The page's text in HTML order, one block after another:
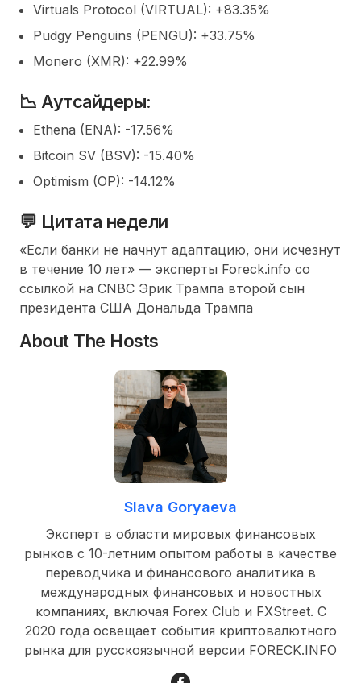
Virtuals Protocol (VIRTUAL): +83.35%
Pudgy Penguins (PENGU): +33.75%
Monero (XMR): +22.99%
📉 Аутсайдеры:
Ethena (ENA): -17.56%
Bitcoin SV (BSV): -15.40%
Optimism (OP): -14.12%
💬 Цитата недели
«Если банки не начнут адаптацию, они исчезнут
в течение 10 лет» — эксперты Foreck.info со
ссылкой на CNBC Эрик Трампа второй сын
президента США Дональда Трампа
About The Hosts
Slava Goryaeva
Эксперт в области мировых финансовых
рынков с 10-летним опытом работы в качестве
переводчика и финансового аналитика в
международных финансовых и новостных
компаниях, включая Forex Club и FXStreet. С
2020 года освещает события криптовалютного
рынка для русскоязычной версии FORECK.INFO